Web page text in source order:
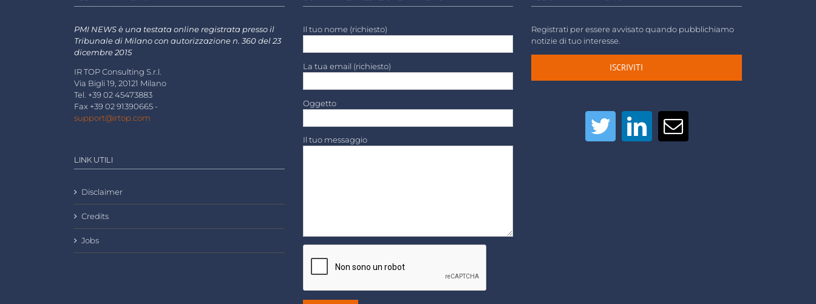
PMI NEWS è una testata online registrata presso il
Tribunale di Milano con autorizzazione n. 360 del 23
dicembre 2015
IR TOP Consulting S.r.l.
Via Bigli 19, 20121 Milano
Tel. +39 02 45473883
Fax +39 02 91390665 -
support@irtop.com
LINK UTILI
Disclaimer
Credits
Jobs
Il tuo nome (richiesto)
La tua email (richiesto)
Oggetto
Il tuo messaggio
Registrati per essere avvisato quando pubblichiamo
notizie di tuo interesse.
ISCRIVITI